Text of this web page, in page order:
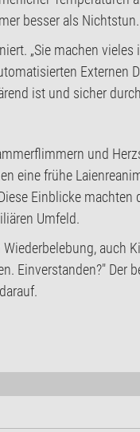
besser als Nichtstun.
„Sie machen
Externen
ist und sicher
und
eine frühe
Einblicke
Umfeld.
auch
Einverstanden?" Der